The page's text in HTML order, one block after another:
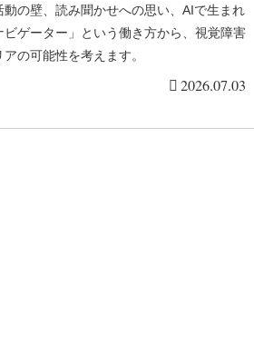
動の壁、読み聞かせへの思い、AIで生まれ
ビゲーター」という働き方から、視覚障害
の可能性を考えます。
2026.07.03